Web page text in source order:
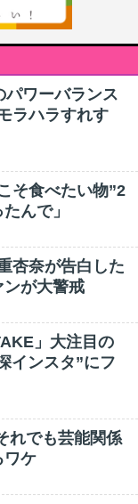
パワーバランス
ラハラすれす
そ食べたい物”2
んで」
杏奈が告白した
ンが大警戒
」大注目の
インスタ”にフ
れでも芸能関係
ワケ